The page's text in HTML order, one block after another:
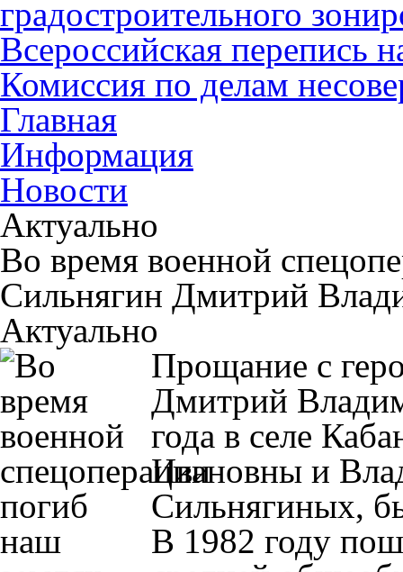
градостроительного
Всероссийская перепись
Комиссия по делам
Главная
Информация
Новости
Актуально
Во время военной
Сильнягин Дмитрий
Актуально
Прощание с
Дмитрий
года в селе
Ивановны и
Сильнягиных,
В 1982 году